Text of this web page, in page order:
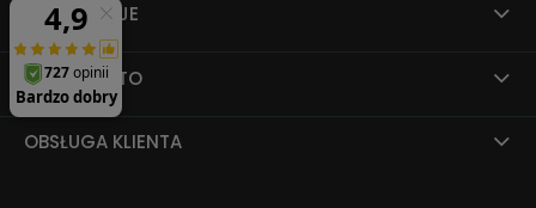
INFORMACJE
MOJE KONTO
OBSŁUGA KLIENTA